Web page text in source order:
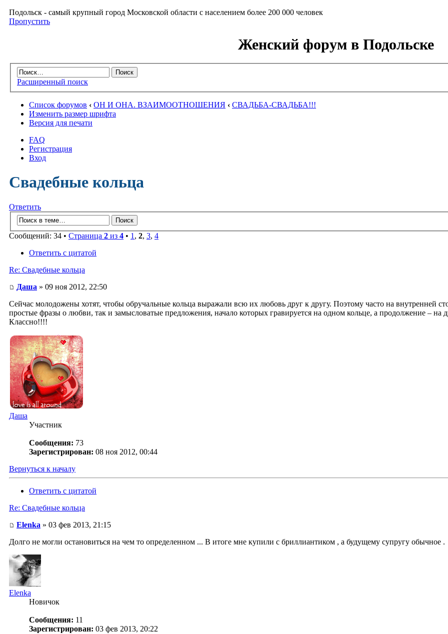
Подольск - самый крупный город Московской области с населением более 200 000 человек
Пропустить
Женский форум в Подольске
Расширенный поиск
Список форумов ‹ ОН И ОНА. ВЗАИМООТНОШЕНИЯ ‹ СВАДЬБА-СВАДЬБА!!!
Изменить размер шрифта
Версия для печати
FAQ
Регистрация
Вход
Свадебные кольца
Ответить
Сообщений: 34 • Страница 2 из 4 • 1 , 2, 3, 4
Ответить с цитатой
Re: Свадебные кольца
Даша » 09 ноя 2012, 22:50
Сейчас молодожены хотят, чтобы обручальные кольца выражали всю их любовь друг к другу. Поэтому часто на внутренней
простые фразы о любви, так и замысловатые предложения, начало которых гравируется на одном кольце, а продолжение – на
Классно!!!!
Даша
Участник
Сообщения: 73
Зарегистрирован: 08 ноя 2012, 00:44
Вернуться к началу
Ответить с цитатой
Re: Свадебные кольца
Elenka » 03 фев 2013, 21:15
Долго не могли остановиться на чем то определенном ... В итоге мне купили с бриллиантиком , а будущему супругу обычное .
Elenka
Новичок
Сообщения: 11
Зарегистрирован: 03 фев 2013, 20:22